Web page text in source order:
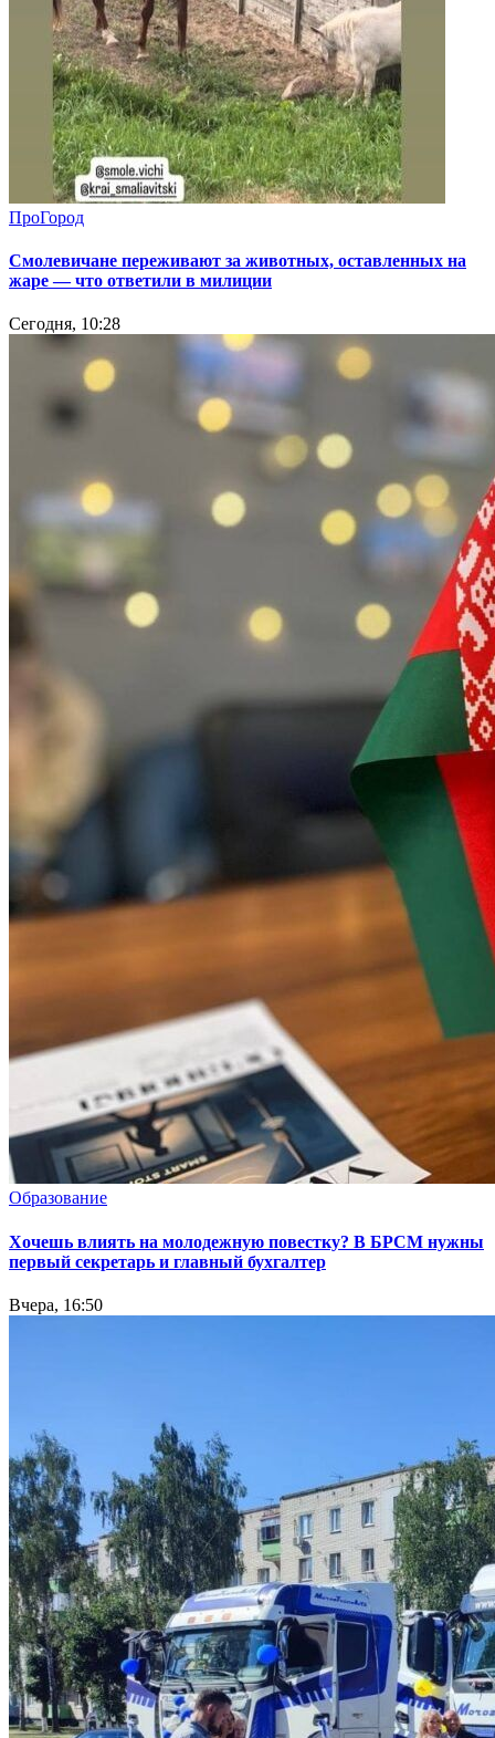
ПроГород
Смолевичане переживают за животных, оставленных на
жаре — что ответили в милиции
Сегодня, 10:28
Образование
Хочешь влиять на молодежную повестку? В БРСМ нужны
первый секретарь и главный бухгалтер
Вчера, 16:50